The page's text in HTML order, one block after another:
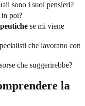
sono i suoi pensieri?
in poi?
se mi viene
che lavorano con
che suggerirebbe?
la